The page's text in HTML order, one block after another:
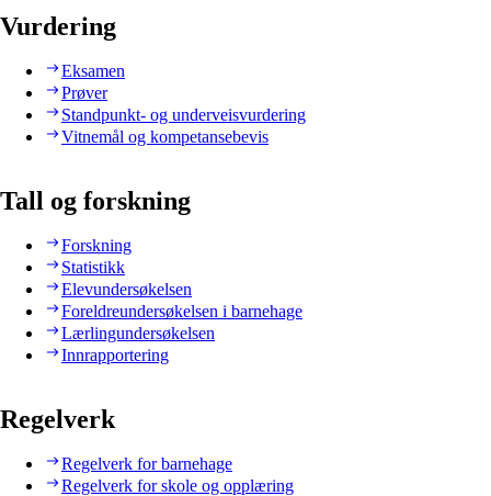
Vurdering
Eksamen
Prøver
Standpunkt- og underveisvurdering
Vitnemål og kompetansebevis
Tall og forskning
Forskning
Statistikk
Elevundersøkelsen
Foreldreundersøkelsen i barnehage
Lærlingundersøkelsen
Innrapportering
Regelverk
Regelverk for barnehage
Regelverk for skole og opplæring